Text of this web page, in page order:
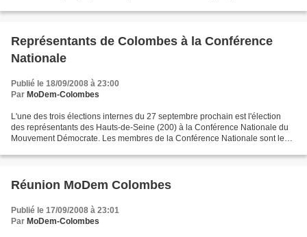
Représentants de Colombes à la Conférence
Nationale
Publié le 18/09/2008 à 23:00
Par MoDem-Colombes
L'une des trois élections internes du 27 septembre prochain est l'élection
des représentants des Hauts-de-Seine (200) à la Conférence Nationale du
Mouvement Démocrate. Les membres de la Conférence Nationale sont les
Réunion MoDem Colombes
Publié le 17/09/2008 à 23:01
Par MoDem-Colombes